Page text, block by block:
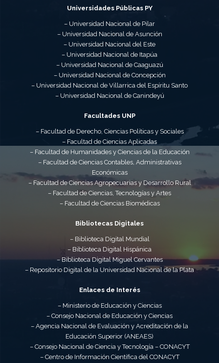
Universidades Públicas PY
– Universidad Nacional de Pilar
– Universidad Nacional de Asunción
– Universidad Nacional del Este
– Universidad Nacional de Itapúa
– Universidad Nacional de Caaguazú
– Universidad Nacional de Concepción
– Universidad Nacional de Villarrica del Espíritu Santo
– Universidad Nacional de Canindeyú
Facultades UNP
– Facultad de Derecho, Ciencias Políticas y Sociales
– Facultad de Ciencias Aplicadas
– Facultad de Humanidades y Ciencias de la Educación
– Facultad de Ciencias Contables, Administrativas
Económicas
– Facultad de Ciencias Agropecuarias y Desarrollo Rural
– Facultad de Ciencias, Tecnologías y Artes
– Facultad de Ciencias Biomédicas
Bibliotecas Digitales
– Biblioteca Digital Mundial
– Biblioteca Digital Hispánica
– Biblioteca Digital Miguel Cervantes
– Repositorio Digital de la Universidad Nacional de la Plata
Enlaces de Interés
– Ministerio de Educación y Ciencias
– Consejo Nacional de Educación y Ciencias
– Agencia Nacional de Evaluación y Acreditación de la
Educación Superior (ANEAES)
– Consejo Nacional de Ciencia y Tecnología – CONACYT
– Centro de Información Científica del CONACYT